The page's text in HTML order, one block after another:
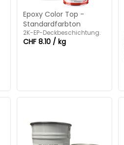
Epoxy Color Top -
Standardfarbton
2K-EP-Deckbeschichtung.
CHF 8.10 / kg